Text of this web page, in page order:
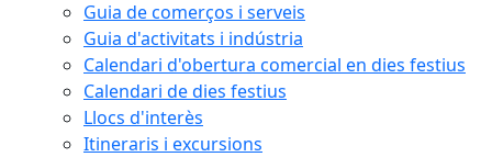
Guia de comerços i serveis
Guia d'activitats i indústria
Calendari d'obertura comercial en dies festius
Calendari de dies festius
Llocs d'interès
Itineraris i excursions